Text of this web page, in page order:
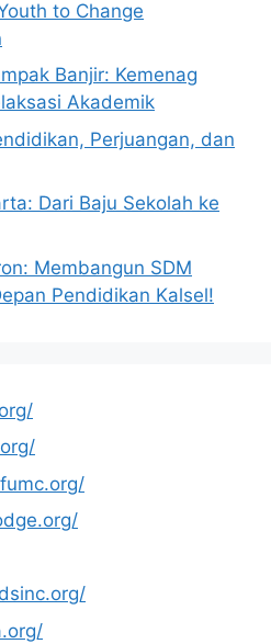
to Change
Banjir: Kemenag
Akademik
Perjuangan, dan
Dari Baju Sekolah ke
Membangun SDM
Pendidikan Kalsel!